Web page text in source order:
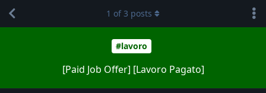
#lavoro
[Paid Job Offer] [Lavoro Pagato]
1 of3 posts